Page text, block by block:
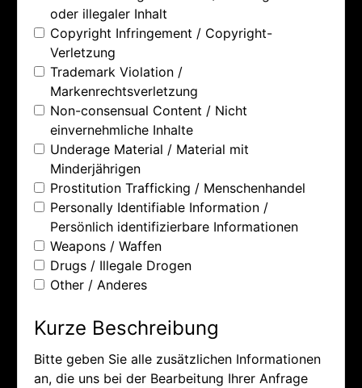
oder illegaler Inhalt
Copyright Infringement / Copyright-
Verletzung
Trademark Violation /
Markenrechtsverletzung
Non-consensual Content / Nicht
einvernehmliche Inhalte
Underage Material / Material mit
Minderjährigen
Prostitution Trafficking / Menschenhandel
Personally Identifiable Information /
Persönlich identifizierbare Informationen
Weapons / Waffen
Drugs / Illegale Drogen
Other / Anderes
Kurze Beschreibung
Bitte geben Sie alle zusätzlichen Informationen
an, die uns bei der Bearbeitung Ihrer Anfrage